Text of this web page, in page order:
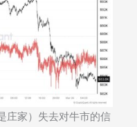
庄家）失去对牛市的信